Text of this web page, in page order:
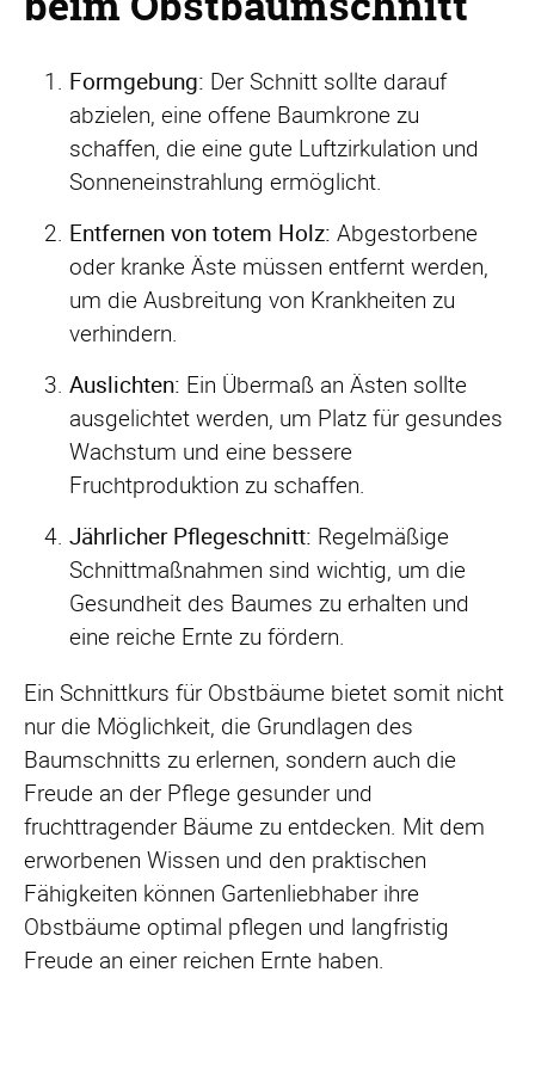
Formgebung: Der Schnitt sollte darauf
abzielen, eine offene Baumkrone zu
schaffen, die eine gute Luftzirkulation und
Sonneneinstrahlung ermöglicht.
Entfernen von totem Holz: Abgestorbene
oder kranke Äste müssen entfernt werden,
um die Ausbreitung von Krankheiten zu
verhindern.
Auslichten: Ein Übermaß an Ästen sollte
ausgelichtet werden, um Platz für gesundes
Wachstum und eine bessere
Fruchtproduktion zu schaffen.
Jährlicher Pflegeschnitt: Regelmäßige
Schnittmaßnahmen sind wichtig, um die
Gesundheit des Baumes zu erhalten und
eine reiche Ernte zu fördern.
Ein Schnittkurs für Obstbäume bietet somit nicht
nur die Möglichkeit, die Grundlagen des
Baumschnitts zu erlernen, sondern auch die
Freude an der Pflege gesunder und
fruchttragender Bäume zu entdecken. Mit dem
erworbenen Wissen und den praktischen
Fähigkeiten können Gartenliebhaber ihre
Obstbäume optimal pflegen und langfristig
Freude an einer reichen Ernte haben.